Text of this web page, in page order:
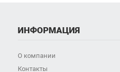
ИНФОРМАЦИЯ
О компании
Контакты